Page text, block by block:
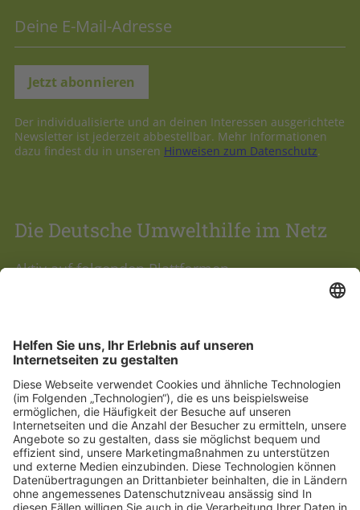
Der individualisierte und an deinen Interessen ausgerichtete
Newsletter ist jederzeit abbestellbar. Mehr Informationen
dazu findest du in unseren Hinweisen zum Datenschutz.
Die Deutsche Umwelthilfe im Netz
Aktiv auf folgenden Plattformen
Über uns
Kontakt
Mitmachen
Spenden-FAQs